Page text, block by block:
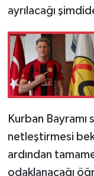
ayrılacağı
Kurban
netleştirmesi
ardından
odaklanacağı